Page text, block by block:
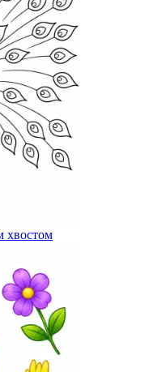
хвостом